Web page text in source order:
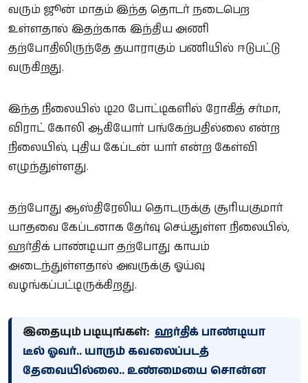
வரும் ஜூன் மாதம் இந்த தொடர் நடைபெற
உள்ளதால் இதற்காக இந்திய அணி
தற்போதிலிருந்தே தயாராகும் பணியில் ஈடுபட்டு
வருகிறது.
இந்த நிலையில் டி20 போட்டிகளில் ரோகித் சர்மா,
விராட் கோலி ஆகியோர் பங்கேற்பதில்லை என்ற
நிலையில், புதிய கேப்டன் யார் என்ற கேள்வி
எழுந்துள்ளது.
தற்போது ஆஸ்திரேலிய தொடருக்கு சூரியகுமார்
யாதவை கேப்டனாக தேர்வு செய்துள்ள நிலையில்,
ஹர்திக் பாண்டியா தற்போது காயம்
அடைந்துள்ளதால் அவருக்கு ஓய்வு
வழங்கப்பட்டிருக்கிறது.
இதையும் படியுங்கள்: ஹர்திக் பாண்டியா
டீல் ஓவர்.. யாரும் கவலைப்படத்
தேவையில்லை.. உண்மையை சொன்ன